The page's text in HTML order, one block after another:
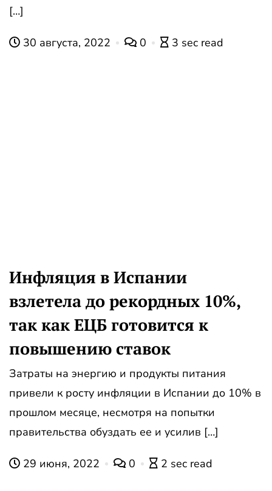
[…]
30 августа, 2022 0 3 sec read
Инфляция в Испании
взлетела до рекордных 10%,
так как ЕЦБ готовится к
повышению ставок
Затраты на энергию и продукты питания
привели к росту инфляции в Испании до 10% в
прошлом месяце, несмотря на попытки
правительства обуздать ее и усилив […]
29 июня, 2022 0 2 sec read